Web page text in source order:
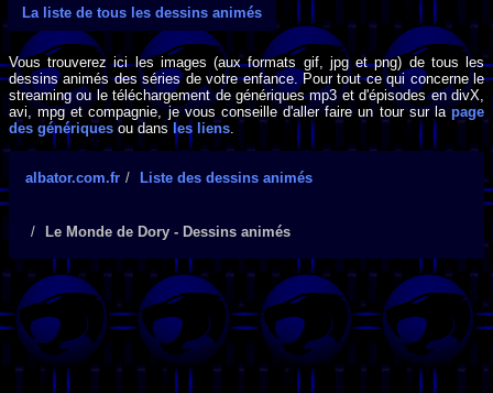
La liste de tous les dessins animés
Vous trouverez ici les images (aux formats gif, jpg et png) de tous les
dessins animés des séries de votre enfance. Pour tout ce qui concerne le
streaming ou le téléchargement de génériques mp3 et d'épisodes en divX,
avi, mpg et compagnie, je vous conseille d'aller faire un tour sur lapage
des génériques ou dans les liens.
albator.com.fr Liste des dessins animés
Le Monde de Dory - Dessins animés